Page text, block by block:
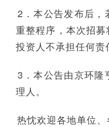
．本公告发布后，若
重整程序，本次招
投资人不承担任何责
．本公告由京环隆亨
理人。
忱欢迎各地单位、各